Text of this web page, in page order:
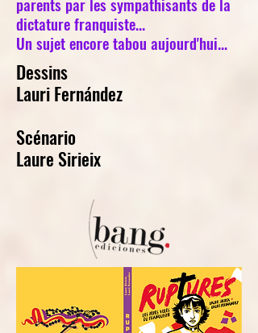
dictature franquiste...
Un sujet encore tabou aujourd'hui...
Dessins
Lauri Fernández
Scénario
Laure Sirieix